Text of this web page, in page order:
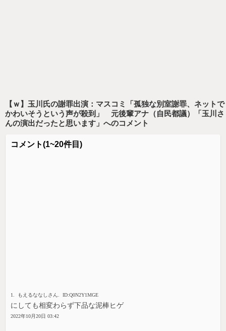
【ｗ】玉川氏の謝罪出演：マスコミ「孤独な別室謝罪、ネットで
かわいそうという声が殺到」 元後輩アナ（自民都議）「玉川さ
んの演出だったと思います」 へのコメント
コメント(1~20件目)
1. もえるななしさん. ID:Q0N2Y1MGE
にしても相変わらず下品な泥棒ヒゲ
2022年10月20日 03:42